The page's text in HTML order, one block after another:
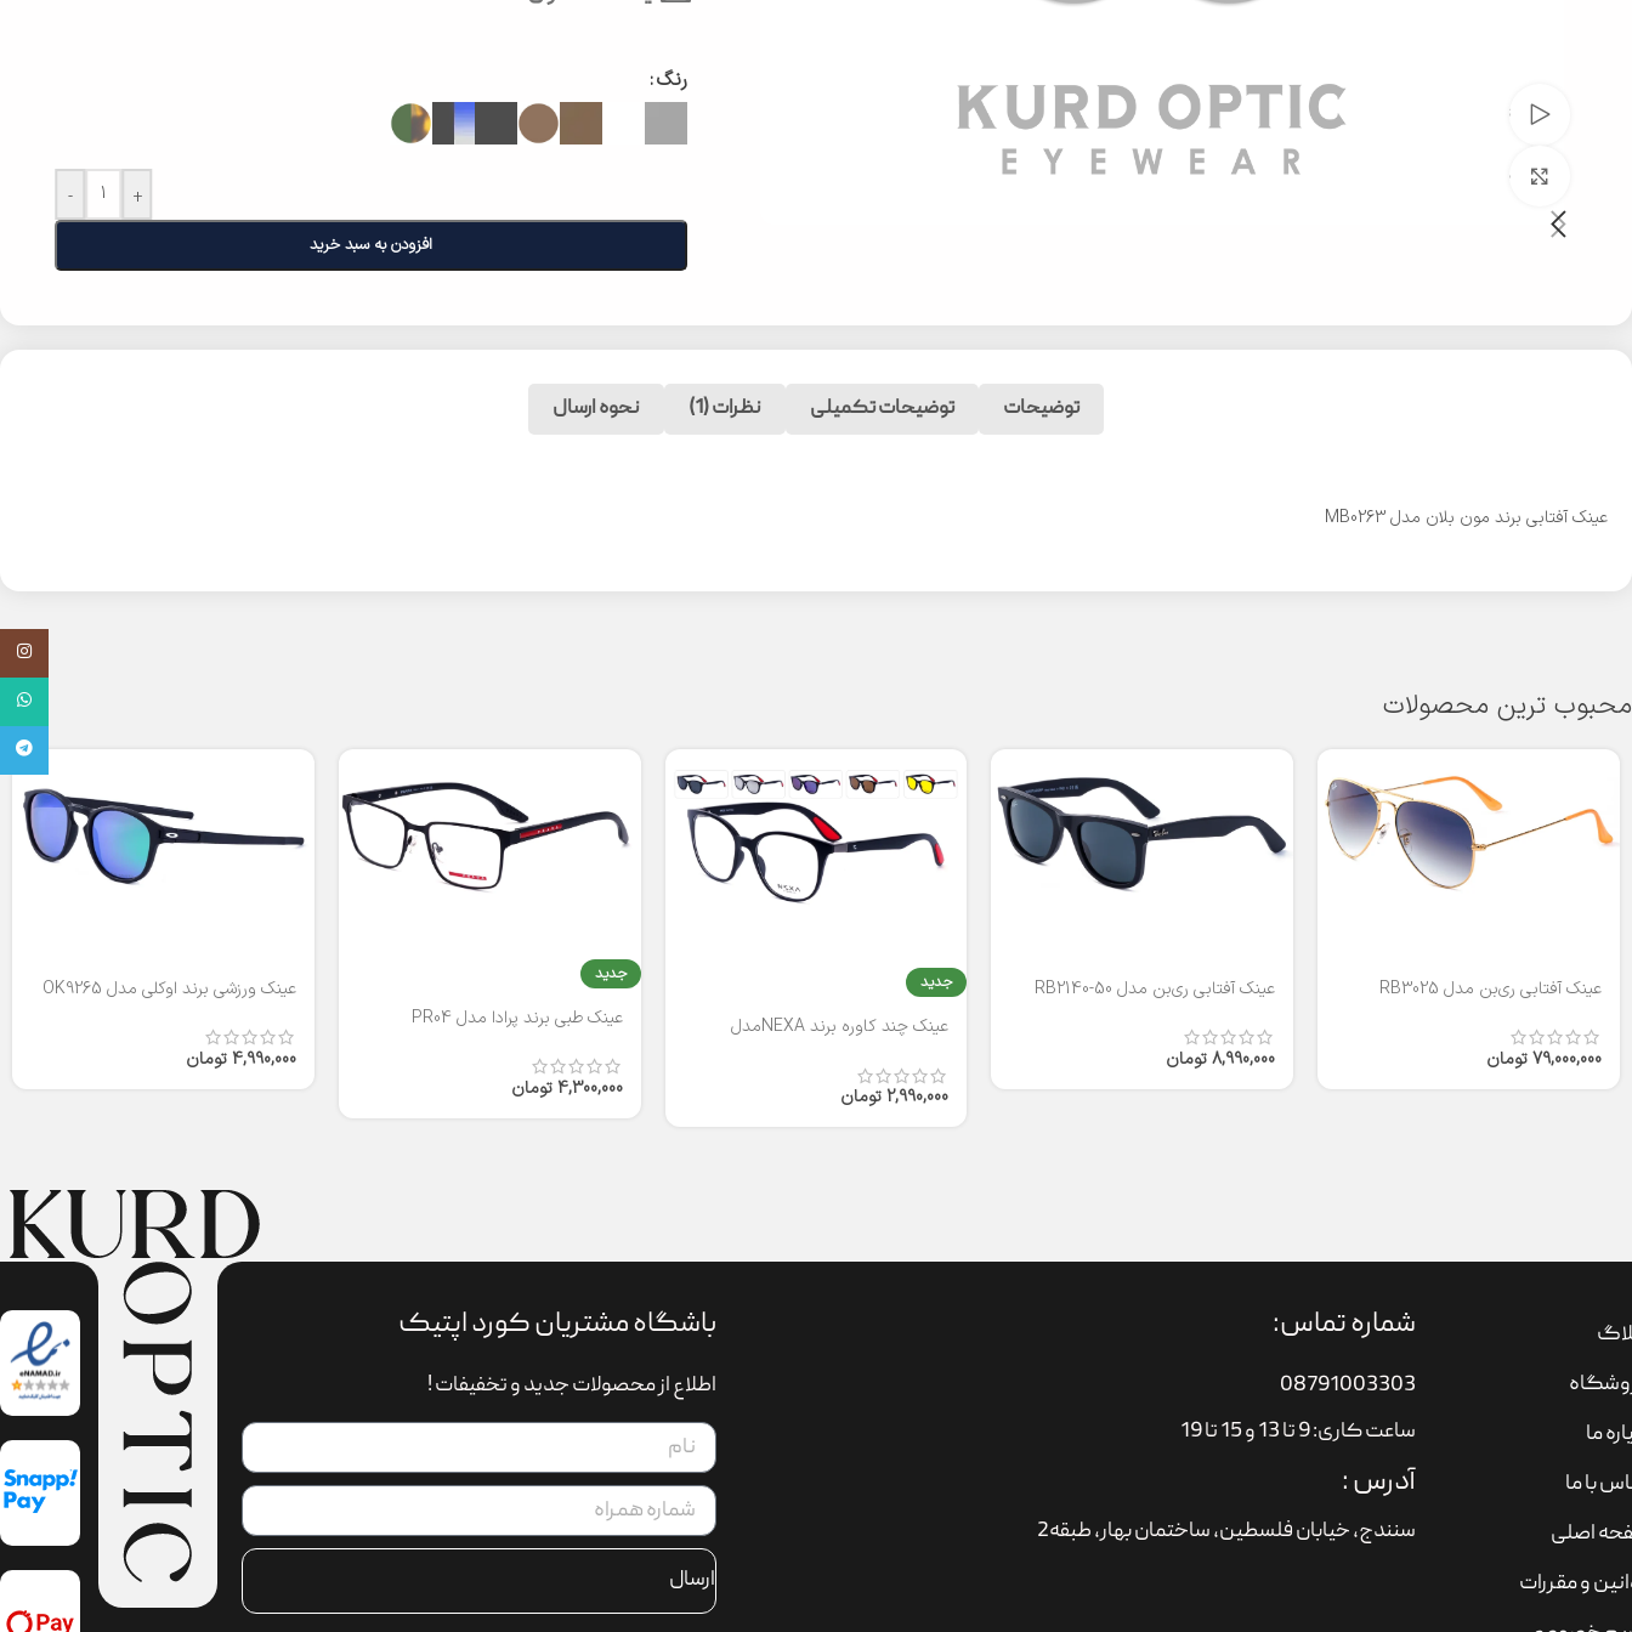
رنگ
- +
افزودن به سبد خرید
توضیحات توضیحات تکمیلی نظرات (1) نحوه ارسال
عینک آفتابی برند مون بلان مدل MB0263
محبوب ترین محصولات
عینک آفتابی ری‌بن مدل RB3025
79,000,000تومان
عینک آفتابی ری‌بن مدل RB2140-50
8,990,000 تومان
جدید
عینک چند کاوره برند NEXAمدل
2,990,000 تومان
جدید
عینک طبی برند پرادا مدل PR04
4,300,000 تومان
عینک ورزشی برند اوکلی مدل OK9265
4,990,000 تومان
ما
با ما
اصلی
و مقررات
شماره تماس:
08791003303
ساعت کاری: 9 تا 13 و 15 تا 19
آدرس :
سنندج، خیابان فلسطین،‌ ساختمان بهار، طبقه2
باشگاه مشتریان کورد اپتیک
اطلاع از محصولات جدید و تخفیفات !
ارسال
واتساپ
تلگرام